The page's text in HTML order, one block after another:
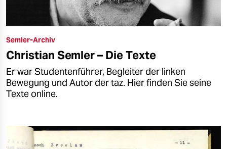
Semler-Archiv
Christian Semler – Die Texte
Er war Studentenführer, Begleiter der linken
Bewegung und Autor der taz. Hier finden Sie seine
Texte online.